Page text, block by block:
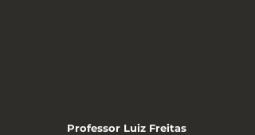
Professor Luiz Freitas